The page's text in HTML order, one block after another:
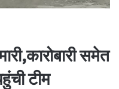
समेत
टीम